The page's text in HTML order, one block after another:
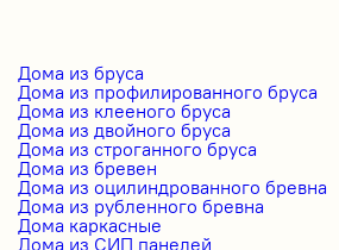
Дома из бруса
Дома из профилированного бруса
Дома из клееного бруса
Дома из двойного бруса
Дома из строганного бруса
Дома из бревен
Дома из оцилиндрованного бревна
Дома из рубленного бревна
Дома каркасные
Дома из СИП панелей